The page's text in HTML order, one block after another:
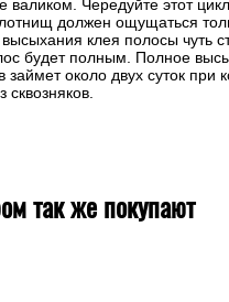
валиком. Чередуйте этот
должен ощущаться
клея полосы чуть
будет полным. Полное
займет около двух суток при
сквозняков.
так же покупают